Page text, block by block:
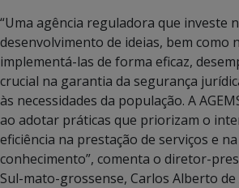
“Uma agência reguladora que investe
desenvolvimento de ideias, bem como
implementá-las de forma eficaz,
crucial na garantia da segurança
às necessidades da população. A
ao adotar práticas que priorizam o
eficiência na prestação de serviços e
conhecimento”, comenta o diretor-
Sul-mato-grossense, Carlos Alberto de